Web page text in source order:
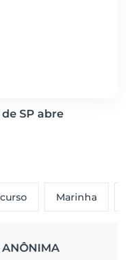
SP abre
Marinha